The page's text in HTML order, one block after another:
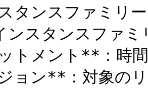
タンスファミリ
ンスタンスファ
メント**：時間
ョン**：対象のリ